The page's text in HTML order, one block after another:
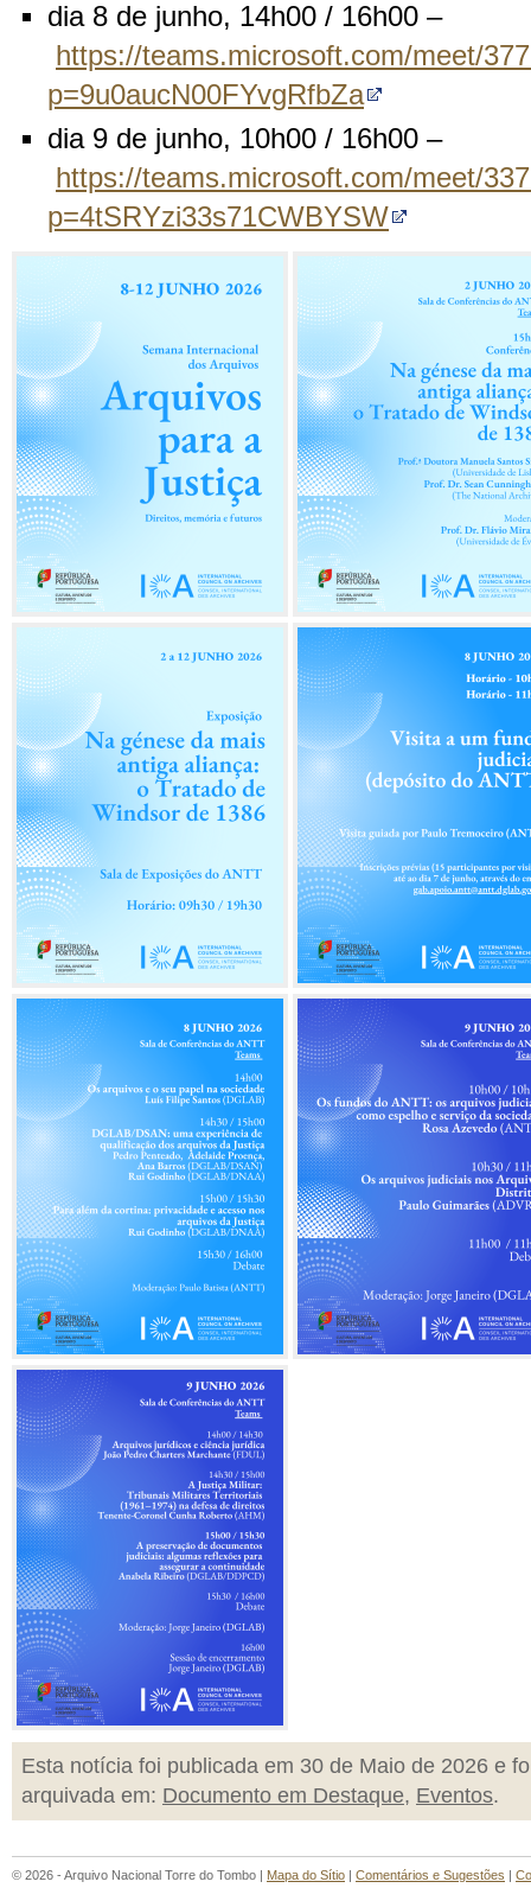
dia 8 de junho, 14h00 / 16h00 –
https://teams.microsoft.com/meet/
p=9u0aucN00FYvgRfbZa
dia 9 de junho, 10h00 / 16h00 –
https://teams.microsoft.com/meet/
p=4tSRYzi33s71CWBYSW
Esta notícia foi publicada em 30 de Maio de 2026 e
arquivada em: Documento em Destaque, Eventos.
© 2026 - Arquivo Nacional Torre do Tombo | Mapa do Sítio | Comentários e Sugestões |